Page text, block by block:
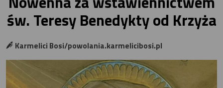
św. Teresy Benedykty od Krzyża
Karmelici Bosi/powolania.karmelicibosi.pl